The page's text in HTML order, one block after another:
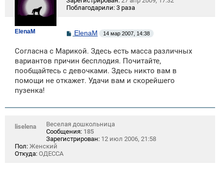
ElenaM
Поблагодарили: 3 раза
С
б
щ
н
и
ElenaM 14 мар 2007, 14:38
Согласна с Марикой. Здесь есть масса различных
вариантов причин бесплодия. Почитайте,
пообщайтесь с девочками. Здесь никто вам в
помощи не откажет. Удачи вам и скорейшего
пузенка!
liselena
Веселая дошкольница
Сообщения: 185
Зарегистрирован: 12 июл 2006, 21:58
Пол: Женский
Откуда: ОДЕССА